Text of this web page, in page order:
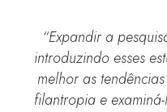
“Expandir a
introduzindo esses
melhor as
filantropia e